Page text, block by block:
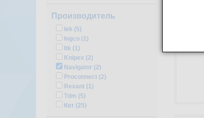
Производитель
Iek (5)
Ingco (1)
Itk (1)
Knipex (2)
Navigator (2)
Proconnect (2)
Rexant (1)
Tdm (5)
Квт (25)